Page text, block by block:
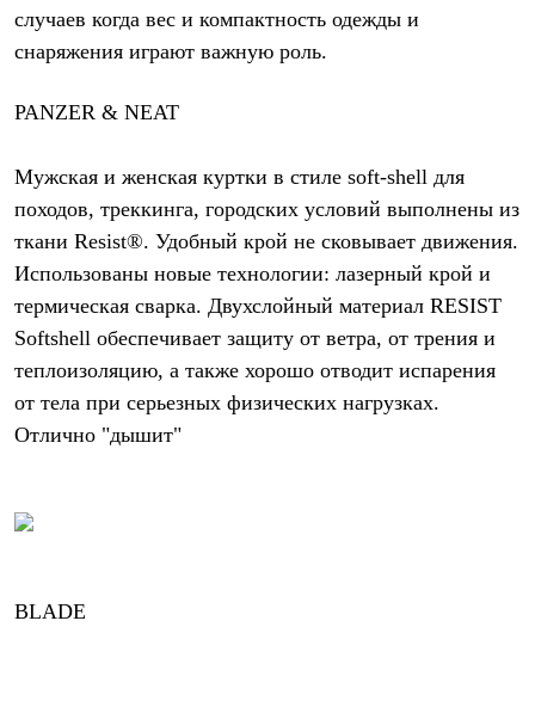
случаев когда вес и компактность одежды и
снаряжения играют важную роль.
PANZER & NEAT
Мужская и женская куртки в стиле soft-shell для
походов, треккинга, городских условий выполнены из
ткани Resist®. Удобный крой не сковывает движения.
Использованы новые технологии: лазерный крой и
термическая сварка. Двухслойный материал RESIST
Softshell обеспечивает защиту от ветра, от трения и
теплоизоляцию, а также хорошо отводит испарения
от тела при серьезных физических нагрузках.
Отлично "дышит"
BLADE